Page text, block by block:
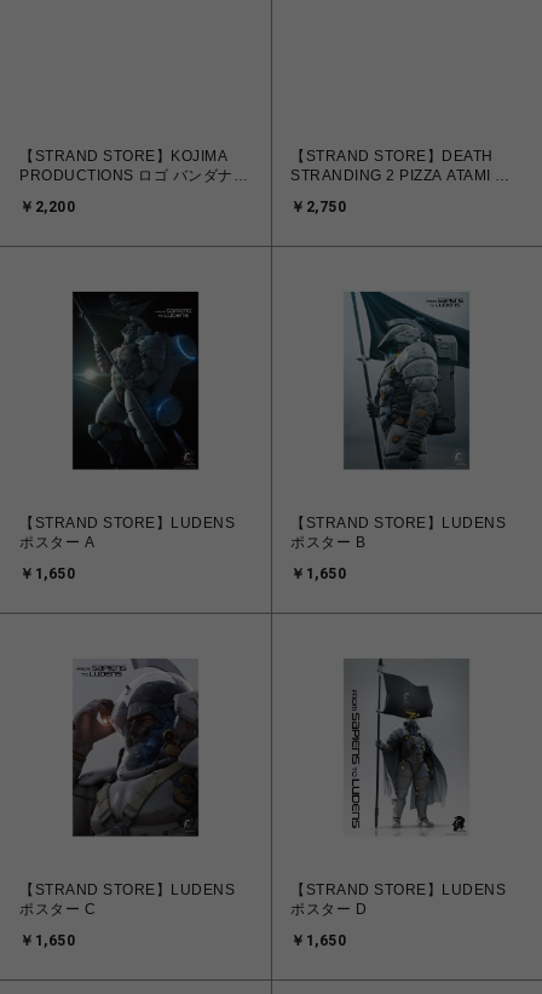
【STRAND STORE】KOJIMA
PRODUCTIONS ロゴ バンダナ
￥2,200
【STRAND STORE】DEATH
STRANDING 2 PIZZA ATAMI フ
￥2,750
【STRAND STORE】LUDENS
ポスター A
￥1,650
【STRAND STORE】LUDENS
ポスター B
￥1,650
【STRAND STORE】LUDENS
ポスター C
￥1,650
【STRAND STORE】LUDENS
ポスター D
￥1,650